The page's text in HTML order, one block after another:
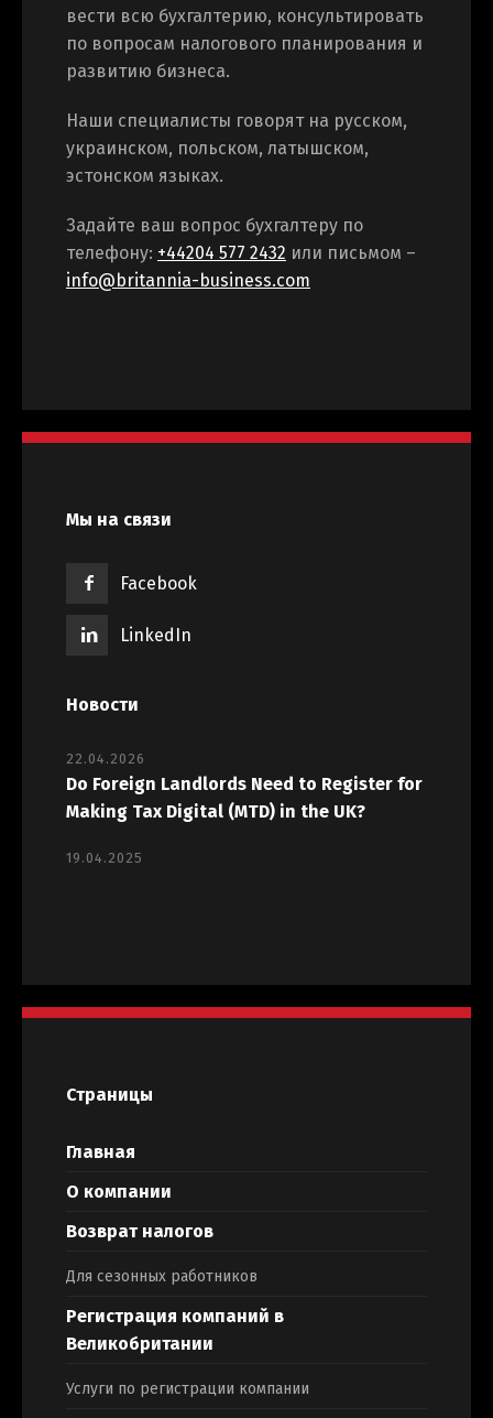
вести всю бухгалтерию, консультировать
по вопросам налогового планирования и
развитию бизнеса.
Наши специалисты говорят на русском,
украинском, польском, латышском,
эстонском языках.
Задайте ваш вопрос бухгалтеру по
телефону: +44204 577 2432 или письмом –
info@britannia-business.com
Мы на связи
Facebook
LinkedIn
Новости
22.04.2026
Do Foreign Landlords Need to Register for
Making Tax Digital (MTD) in the UK?
19.04.2025
Страницы
Главная
О компании
Возврат налогов
Для сезонных работников
Регистрация компаний в
Великобритании
Услуги по регистрации компании
Русский English